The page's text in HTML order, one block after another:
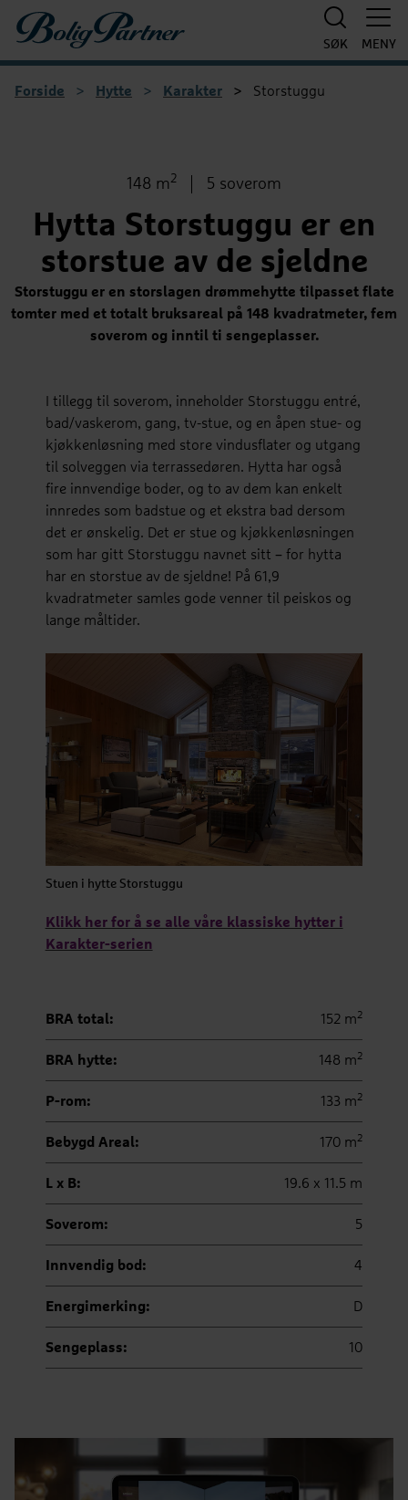
Boligpartner
SØK MENY
Forside > Hytte > Karakter > Storstuggu
Bruksareal
148 m2 Antall soverom
5 soverom
Hytta Storstuggu er en
storstue av de sjeldne
Storstuggu er en storslagen drømmehytte tilpasset flate
tomter med et totalt bruksareal på 148 kvadratmeter, fem
soverom og inntil ti sengeplasser.
I tillegg til soverom, inneholder Storstuggu entré,
bad/vaskerom, gang, tv-stue, og en åpen stue- og
kjøkkenløsning med store vindusflater og utgang
til solveggen via terrassedøren. Hytta har også
fire innvendige boder, og to av dem kan enkelt
innredes som badstue og et ekstra bad dersom
det er ønskelig. Det er stue og kjøkkenløsningen
som har gitt Storstuggu navnet sitt – for hytta
har en storstue av de sjeldne! På 61,9
kvadratmeter samles gode venner til peiskos og
lange måltider.
Stuen i hytte Storstuggu
Klikk her for å se alle våre klassiske hytter i
Karakter-serien
BRA total: 152 m2
BRA hytte: 148 m2
P-rom: 133 m2
Bebygd Areal: 170 m2
L x B: 19.6 x 11.5 m
Soverom: 5
Innvendig bod: 4
Energimerking: D
Sengeplass: 10